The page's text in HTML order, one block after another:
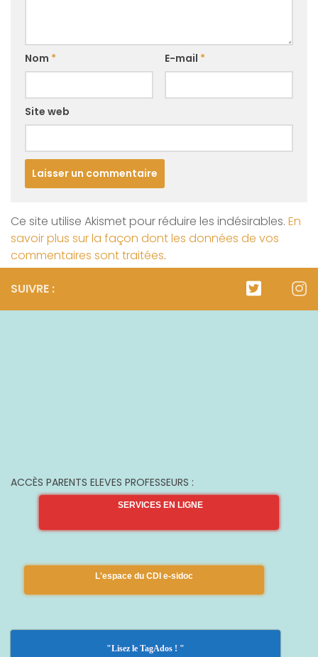
Nom * E-mail *
Site web
Ce site utilise Akismet pour réduire les indésirables. En
savoir plus sur la façon dont les données de vos
commentaires sont traitées.
SUIVRE :
ACCÈS PARENTS ELEVES PROFESSEURS :
SERVICES EN LIGNE
L'espace du CDI e-sidoc
"Lisez le TagAdos ! "